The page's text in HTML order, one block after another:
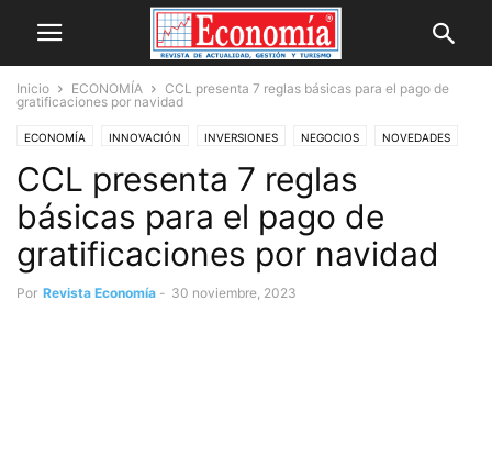
Inicio ECONOMÍA
CCL presenta 7 reglas básicas para el pago de
gratificaciones por navidad
ECONOMÍA INNOVACIÓN INVERSIONES NEGOCIOS NOVEDADES
OPINIÓN
CCL presenta 7 reglas
básicas para el pago de
gratificaciones por navidad
Por Revista Economía - 30 noviembre, 2023